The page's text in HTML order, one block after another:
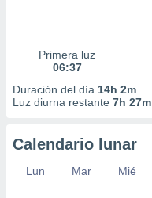
Primera luz
06:37
Duración del día 14h 2m
Luz diurna restante 7h 27m
Calendario lunar
Lun Mar Mié